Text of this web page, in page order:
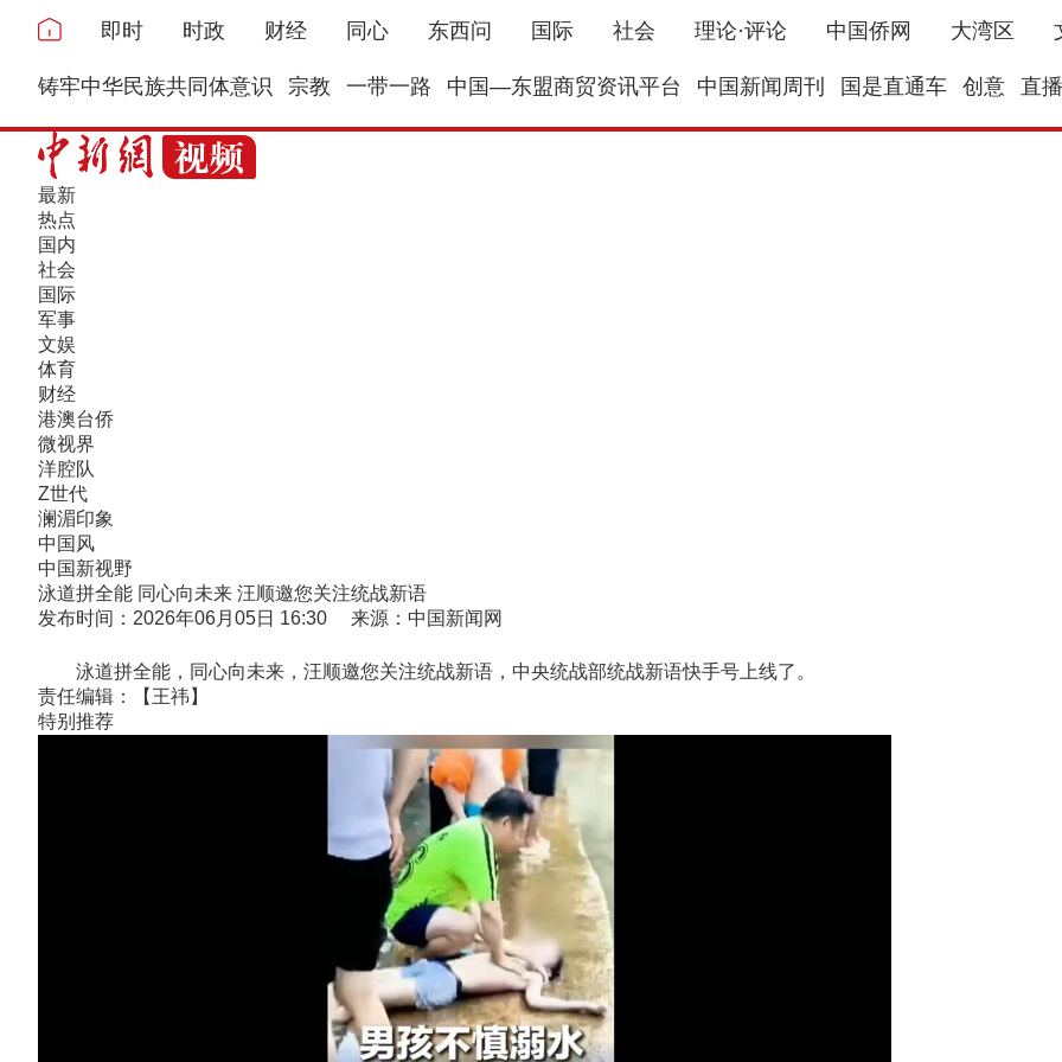
即时 时政 财经 同心 东西问 国际 社会 理论·评论 中国侨网 大湾区
铸牢中华民族共同体意识 宗教 一带一路 中国—东盟商贸资讯平台 中国新闻周刊 国是直通车 创意 直播
最新
热点
国内
社会
国际
军事
文娱
体育
财经
港澳台侨
微视界
洋腔队
Z世代
澜湄印象
中国风
中国新视野
泳道拼全能 同心向未来 汪顺邀您关注统战新语
发布时间：2026年06月05日 16:30 来源：中国新闻网
泳道拼全能，同心向未来，汪顺邀您关注统战新语，中央统战部统战新语快手号上线了。
责任编辑：【王祎】
特别推荐